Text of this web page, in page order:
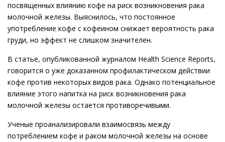
посвященных влиянию кофе на риск возникновения рака
молочной железы. Выяснилось, что постоянное
употребление кофе с кофеином снижает вероятность рака
груди, но эффект не слишком значителен.
В статье, опубликованной журналом Health Science Reports,
говорится о уже доказанном профилактическом действии
кофе против некоторых видов рака. Однако потенциальное
влияние этого напитка на риск возникновения рака
молочной железы остается противоречивыми.
Ученые проанализировали взаимосвязь между
потреблением кофе и раком молочной железы на основе